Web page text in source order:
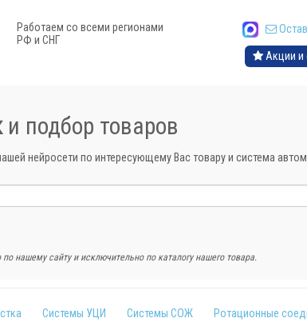
Работаем со всеми регионами
РФ и СНГ
Акции и
и подбор товаров
нейросети по интересующему Вас товару и система
нашему сайту и исключительно по каталогу нашего товара.
Системы УЦИ Системы СОЖ Ротационные